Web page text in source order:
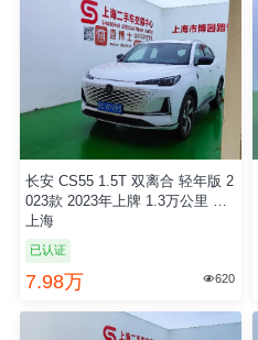
长安 CS55 1.5T 双离合 轻年版 2
023款 2023年上牌 1.3万公里 国6
上海
已认证
7.98万 620